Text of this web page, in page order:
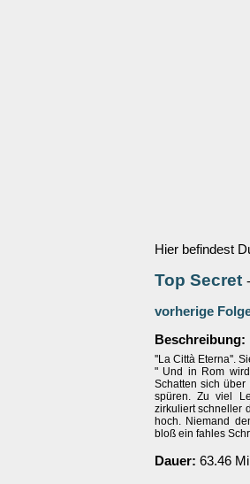
Hier befindest
Top Secret -
vorherige
Beschreibung:
''La Città Eterna''.
" Und in Rom
Schatten sich
spüren. Zu viel
zirkuliert schneller
hoch. Niemand
bloß ein fahles
Dauer: 63.46